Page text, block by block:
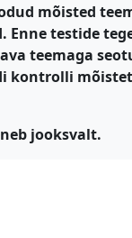
mõisted
Enne testide
teemaga
kontrolli
jooksvalt.